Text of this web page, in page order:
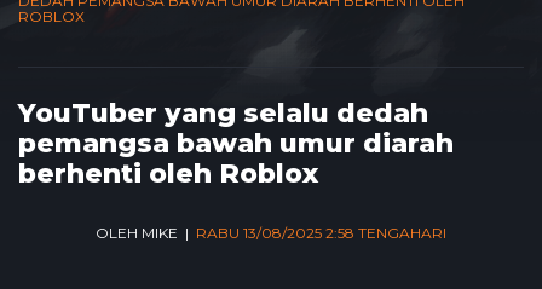
ROBLOX
YouTuber yang selalu dedah
pemangsa bawah umur diarah
berhenti oleh Roblox
OLEH MIKE | RABU 13/08/2025 2:58 TENGAHARI